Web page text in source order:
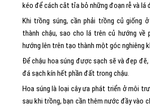
kéo để cách cắt tỉa bỏ những đoạn rễ và lá
Khi trồng súng, cần phải trồng củ giống
thành chậu, sao cho lá trên củ hướng về
hướng lên trên tạo thành một góc nghiêng
Để chậu hoa súng được sạch sẽ và đẹp đẽ,
đá sạch kín hết phần đất trong chậu.
Hoa súng là loại cây ưa phát triển ở môi
sau khi trồng, bạn cần thêm nước đầy vào